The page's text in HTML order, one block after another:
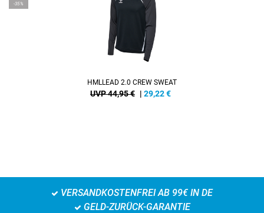
-35%
HMLLEAD 2.0 CREW SWEAT
UVP 44,95 € | 29,22€
VERSANDKOSTENFREI AB 99€ IN DE
GELD-ZURÜCK-GARANTIE